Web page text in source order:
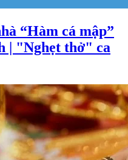
“Hàm cá mập”
| "Nghẹt thở" ca